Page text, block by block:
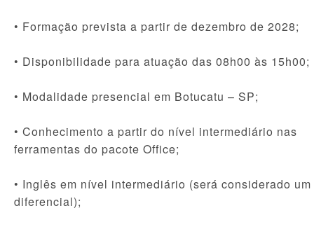
• Formação prevista a partir de dezembro de 2028;
• Disponibilidade para atuação das 08h00 às 15h00;
• Modalidade presencial em Botucatu – SP;
• Conhecimento a partir do nível intermediário nas
ferramentas do pacote Office;
• Inglês em nível intermediário (será considerado um
diferencial);